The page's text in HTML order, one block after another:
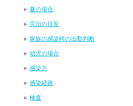
夏の場合
完治の目安
家族の感染時の出勤判断
幼児の場合
感染力
感染経路
検査